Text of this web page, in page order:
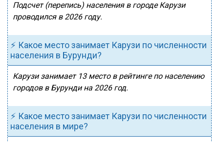
Подсчет (перепись) населения в городе Карузи
проводился в 2026 году.
⚡ Какое место занимает Карузи по численности
населения в Бурунди?
Карузи занимает 13 место в рейтинге по населению
городов в Бурунди на 2026 год.
⚡ Какое место занимает Карузи по численности
населения в мире?